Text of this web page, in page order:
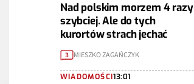
Nad polskim morzem 4 razy
szybciej. Ale do tych
kurortów strach jechać
3 MIESZKO ZAGAŃCZYK
WIADOMOŚCI13:01